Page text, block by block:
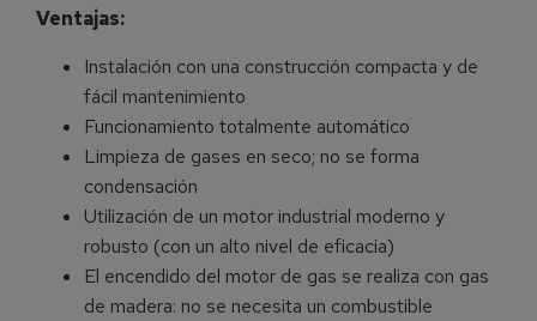
Ventajas:
Instalación con una construcción compacta y de
fácil mantenimiento
Funcionamiento totalmente automático
Limpieza de gases en seco; no se forma
condensación
Utilización de un motor industrial moderno y
robusto (con un alto nivel de eficacia)
El encendido del motor de gas se realiza con gas
de madera: no se necesita un combustible